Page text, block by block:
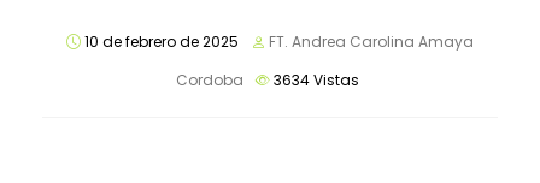
10 de febrero de 2025
FT. Andrea Carolina Amaya
Cordoba
3634Vistas